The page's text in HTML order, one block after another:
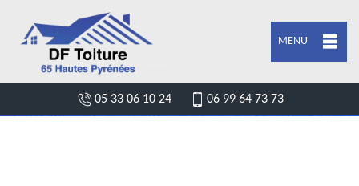
MENU
05 33 06 10 24 06 99 64 73 73